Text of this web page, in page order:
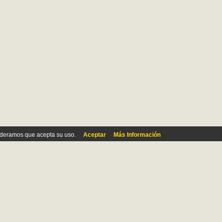
que acepta su uso. Aceptar Más Información